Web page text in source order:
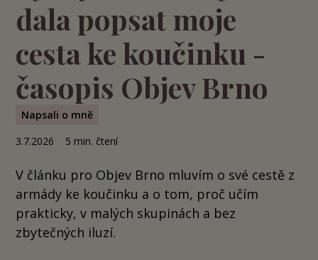
dala popsat moje
cesta ke koučinku -
časopis Objev Brno
Napsali o mně
3.7.2026
5 min. čtení
V článku pro Objev Brno mluvím o své cestě z
armády ke koučinku a o tom, proč učím
prakticky, v malých skupinách a bez
zbytečných iluzí.